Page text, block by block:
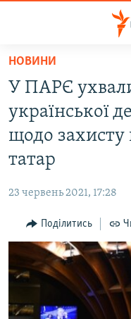
Перейти
основного
матеріалу
Перейти
до
основної
Перейти
пошуку
ВОДА.КРИМ
ВІДЕО ТА ФОТО
ПОГЛЯД
ІНТЕРВ'Ю
ВСЕ ЗА ДЕНЬ
СПЕЦПРОЕКТИ
ДЕПОРТАЦІЯ
ЯК ОБІЙТИ
НОВИНИ
У ПАРЄ
української
щодо
татар
23 червень 2021, 17:28
Поділитись